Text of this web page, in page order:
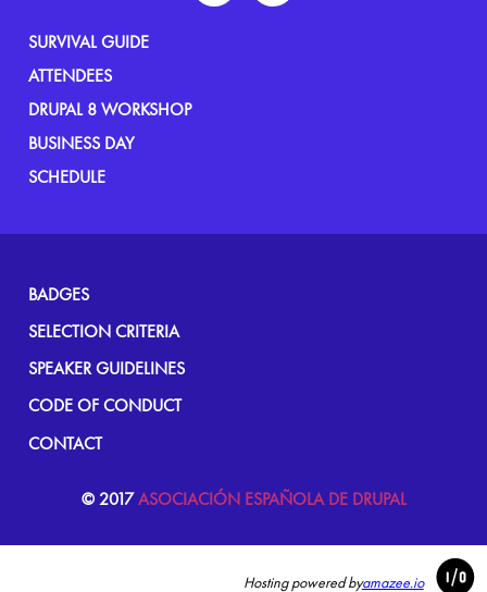
SURVIVAL GUIDE
ATTENDEES
DRUPAL 8 WORKSHOP
BUSINESS DAY
SCHEDULE
FOOTER
MENU
BADGES
SELECTION CRITERIA
SPEAKER GUIDELINES
CODE OF CONDUCT
CONTACT
© 2017ASOCIACIÓN ESPAÑOLA DE DRUPAL
Hosting powered byamazee.io